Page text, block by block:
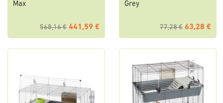
Max
568,16 € 441,59 €
Grey
77,28 € 63,28 €